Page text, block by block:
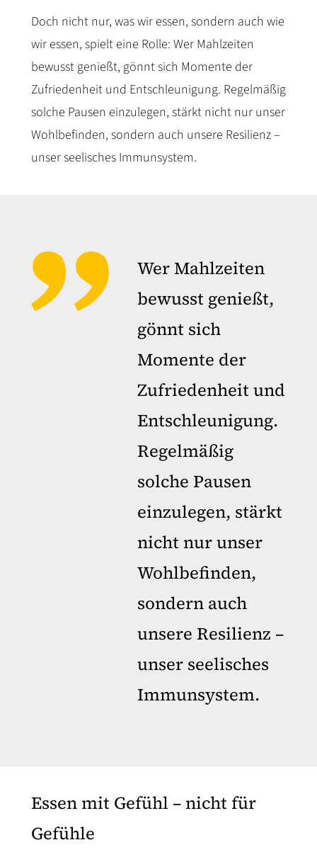
Doch nicht nur, was wir essen, sondern auch wie
wir essen, spielt eine Rolle: Wer Mahlzeiten
bewusst genießt, gönnt sich Momente der
Zufriedenheit und Entschleunigung. Regelmäßig
solche Pausen einzulegen, stärkt nicht nur unser
Wohlbefinden, sondern auch unsere Resilienz –
unser seelisches Immunsystem.
Wer Mahlzeiten
bewusst genießt,
gönnt sich
Momente der
Zufriedenheit und
Entschleunigung.
Regelmäßig
solche Pausen
einzulegen, stärkt
nicht nur unser
Wohlbefinden,
sondern auch
unsere Resilienz –
unser seelisches
Immunsystem.
Essen mit Gefühl – nicht für
Gefühle